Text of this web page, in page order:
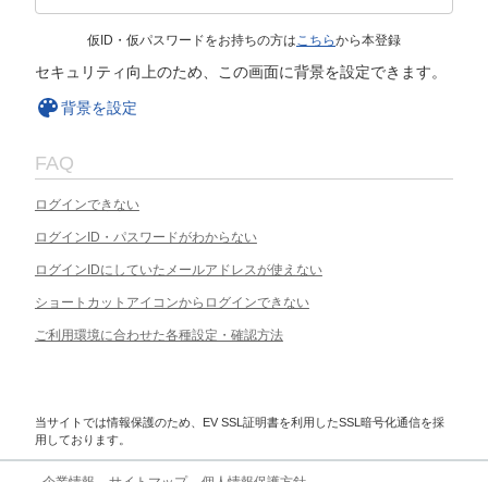
仮ID・仮パスワードをお持ちの方はこちらから本登録
セキュリティ向上のため、この画面に背景を設定できます。
背景を設定
FAQ
ログインできない
ログインID・パスワードがわからない
ログインIDにしていたメールアドレスが使えない
ショートカットアイコンからログインできない
ご利用環境に合わせた各種設定・確認方法
当サイトでは情報保護のため、EV SSL証明書を利用したSSL暗号化通信を採
用しております。